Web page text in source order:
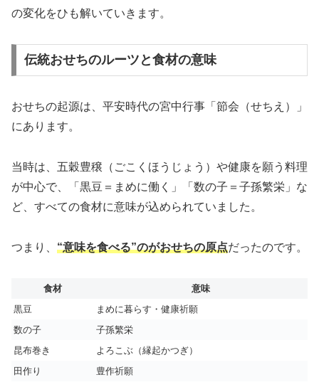
の変化をひも解いていきます。
伝統おせちのルーツと食材の意味
おせちの起源は、平安時代の宮中行事「節会（せちえ）」
にあります。
当時は、五穀豊穣（ごこくほうじょう）や健康を願う料理
が中心で、「黒豆＝まめに働く」「数の子＝子孫繁栄」な
ど、すべての食材に意味が込められていました。
つまり、 “意味を食べる”のがおせちの原点だったのです。
食材
意味
黒豆
まめに暮らす・健康祈願
数の子
子孫繁栄
昆布巻き
よろこぶ（縁起かつぎ）
田作り
豊作祈願